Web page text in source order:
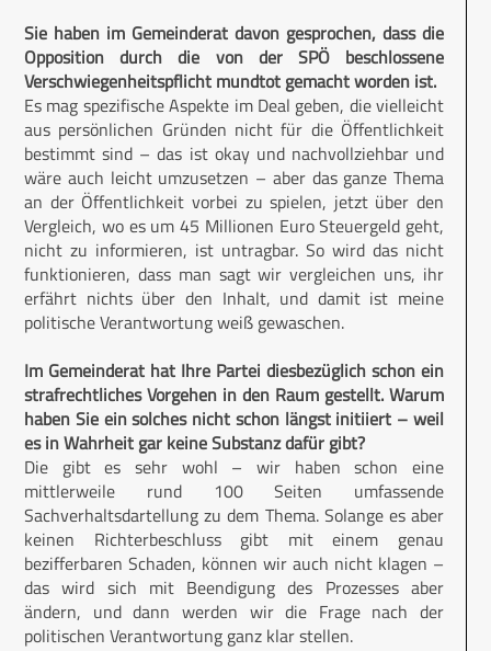
Sie haben im Gemeinderat davon gesprochen, dass die
Opposition durch die von der SPÖ beschlossene
Verschwiegenheitspflicht mundtot gemacht worden ist.
Es mag spezifische Aspekte im Deal geben, die vielleicht
aus persönlichen Gründen nicht für die Öffentlichkeit
bestimmt sind – das ist okay und nachvollziehbar und
wäre auch leicht umzusetzen – aber das ganze Thema
an der Öffentlichkeit vorbei zu spielen, jetzt über den
Vergleich, wo es um 45 Millionen Euro Steuergeld geht,
nicht zu informieren, ist untragbar. So wird das nicht
funktionieren, dass man sagt wir vergleichen uns, ihr
erfährt nichts über den Inhalt, und damit ist meine
politische Verantwortung weiß gewaschen.
Im Gemeinderat hat Ihre Partei diesbezüglich schon ein
strafrechtliches Vorgehen in den Raum gestellt. Warum
haben Sie ein solches nicht schon längst initiiert – weil
es in Wahrheit gar keine Substanz dafür gibt?
Die gibt es sehr wohl – wir haben schon eine
mittlerweile rund 100 Seiten umfassende
Sachverhaltsdartellung zu dem Thema. Solange es aber
keinen Richterbeschluss gibt mit einem genau
bezifferbaren Schaden, können wir auch nicht klagen –
das wird sich mit Beendigung des Prozesses aber
ändern, und dann werden wir die Frage nach der
politischen Verantwortung ganz klar stellen.